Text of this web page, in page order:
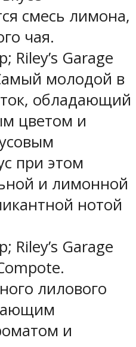
смесь лимона,
чая.
Riley’s Garage
молодой в
обладающий
цветом и
при этом
и лимонной
нотой
Riley’s Garage
лилового
и